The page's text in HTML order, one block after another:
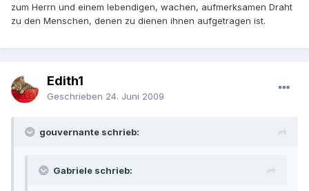
zum Herrn und einem lebendigen, wachen, aufmerksamen Draht
zu den Menschen, denen zu dienen ihnen aufgetragen ist.
Edith1
Geschrieben 24. Juni 2009
gouvernante schrieb:
Gabriele schrieb: